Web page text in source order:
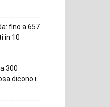
fino a 657
in 10
300
dicono i